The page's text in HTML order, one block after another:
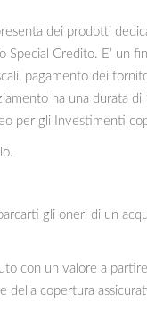
dei prodotti
Special Credito. E’
pagamento dei
ha una durata
per gli Investimenti
gli oneri di un
con un valore a
della copertura